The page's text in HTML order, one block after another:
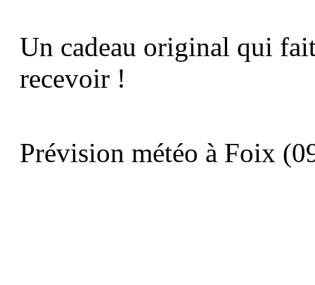
Un cadeau original qui
recevoir !
Prévision météo à Foix